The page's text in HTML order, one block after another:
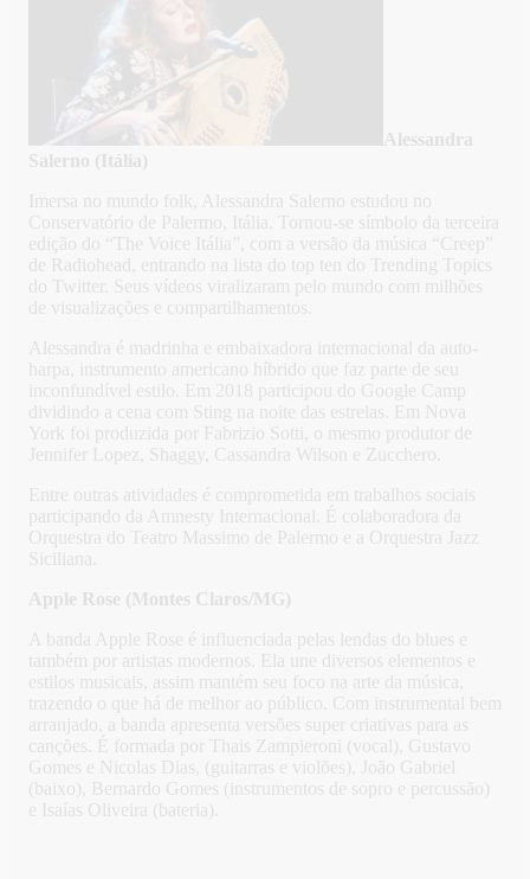
Alessandra
Salerno (Itália)
Imersa no mundo folk, Alessandra Salerno estudou no
Conservatório de Palermo, Itália. Tornou-se símbolo da terceira
edição do “The Voice Itália”, com a versão da música “Creep”
de Radiohead, entrando na lista do top ten do Trending Topics
do Twitter. Seus vídeos viralizaram pelo mundo com milhões
de visualizações e compartilhamentos.
Alessandra é madrinha e embaixadora internacional da auto-
harpa, instrumento americano híbrido que faz parte de seu
inconfundível estilo. Em 2018 participou do Google Camp
dividindo a cena com Sting na noite das estrelas. Em Nova
York foi produzida por Fabrizio Sotti, o mesmo produtor de
Jennifer Lopez, Shaggy, Cassandra Wilson e Zucchero.
Entre outras atividades é comprometida em trabalhos sociais
participando da Amnesty Internacional. É colaboradora da
Orquestra do Teatro Massimo de Palermo e a Orquestra Jazz
Siciliana.
Apple Rose (Montes Claros/MG)
A banda Apple Rose é influenciada pelas lendas do blues e
também por artistas modernos. Ela une diversos elementos e
estilos musicais, assim mantém seu foco na arte da música,
trazendo o que há de melhor ao público. Com instrumental bem
arranjado, a banda apresenta versões super criativas para as
canções. É formada por Thais Zampieroni (vocal), Gustavo
Gomes e Nicolas Dias, (guitarras e violões), João Gabriel
(baixo), Bernardo Gomes (instrumentos de sopro e percussão)
e Isaías Oliveira (bateria).